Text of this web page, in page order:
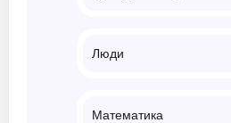
Люди
Математика